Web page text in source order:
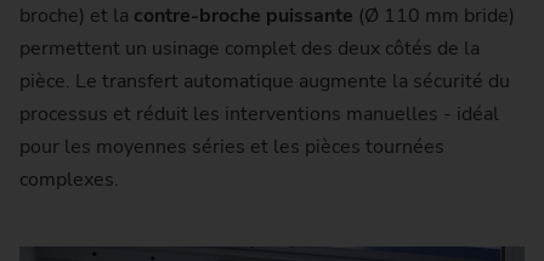
broche) et la contre-broche puissante (Ø 110 mm bride)
permettent un usinage complet des deux côtés de la
pièce. Le transfert automatique augmente la sécurité du
processus et réduit les interventions manuelles - idéal
pour les moyennes séries et les pièces tournées
complexes.